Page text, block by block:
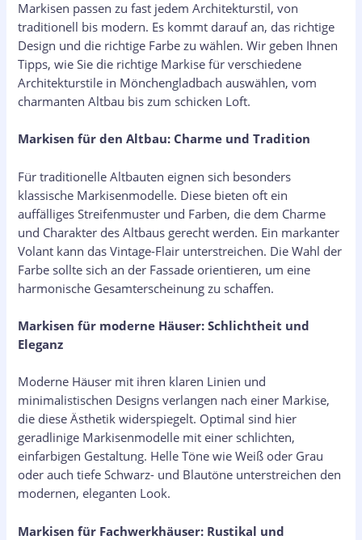
Markisen passen zu fast jedem Architekturstil, von
traditionell bis modern. Es kommt darauf an, das richtige
Design und die richtige Farbe zu wählen. Wir geben Ihnen
Tipps, wie Sie die richtige Markise für verschiedene
Architekturstile in Mönchengladbach auswählen, vom
charmanten Altbau bis zum schicken Loft.
Markisen für den Altbau: Charme und Tradition
Für traditionelle Altbauten eignen sich besonders
klassische Markisenmodelle. Diese bieten oft ein
auffälliges Streifenmuster und Farben, die dem Charme
und Charakter des Altbaus gerecht werden. Ein markanter
Volant kann das Vintage-Flair unterstreichen. Die Wahl der
Farbe sollte sich an der Fassade orientieren, um eine
harmonische Gesamterscheinung zu schaffen.
Markisen für moderne Häuser: Schlichtheit und
Eleganz
Moderne Häuser mit ihren klaren Linien und
minimalistischen Designs verlangen nach einer Markise,
die diese Ästhetik widerspiegelt. Optimal sind hier
geradlinige Markisenmodelle mit einer schlichten,
einfarbigen Gestaltung. Helle Töne wie Weiß oder Grau
oder auch tiefe Schwarz- und Blautöne unterstreichen den
modernen, eleganten Look.
Markisen für Fachwerkhäuser: Rustikal und